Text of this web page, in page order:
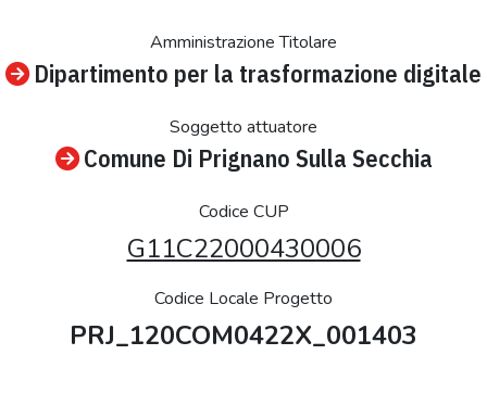
Amministrazione Titolare
Dipartimento per la trasformazione digitale
Soggetto attuatore
Comune Di Prignano Sulla Secchia
Codice CUP
G11C22000430006
Codice Locale Progetto
PRJ_120COM0422X_001403